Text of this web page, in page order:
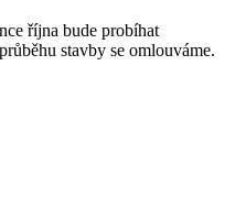
října bude probíhat
stavby se omlouváme.